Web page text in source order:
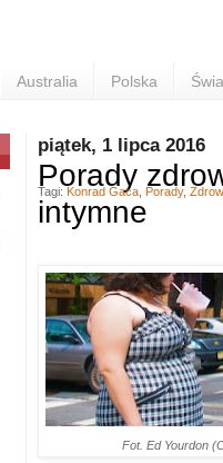
Australia Polska
piątek, 1 lipca 2016
Porady
intymne
Fot. Ed Yourdon
Tagi: Konrad Gaca Porady,